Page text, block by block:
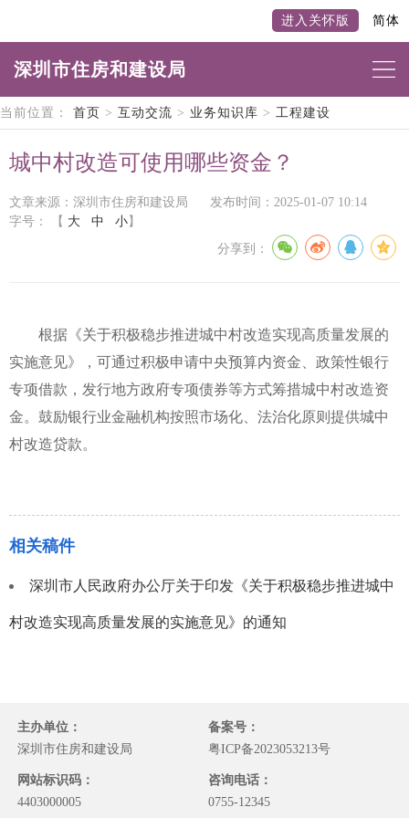
进入关怀版 简体
深圳市住房和建设局
当前位置： 首页 > 互动交流 > 业务知识库 > 工程建设
城中村改造可使用哪些资金？
文章来源：深圳市住房和建设局
发布时间：2025-01-07 10:14
字号：
【 大 中 小 】
分享到：
根据《关于积极稳步推进城中村改造实现高质量发展的
实施意见》，可通过积极申请中央预算内资金、政策性银行
专项借款，发行地方政府专项债券等方式筹措城中村改造资
金。鼓励银行业金融机构按照市场化、法治化原则提供城中
村改造贷款。
相关稿件
深圳市人民政府办公厅关于印发《关于积极稳步推进城中
村改造实现高质量发展的实施意见》的通知
主办单位：
深圳市住房和建设局
备案号：
粤ICP备2023053213号
网站标识码：
4403000005
咨询电话：
0755-12345